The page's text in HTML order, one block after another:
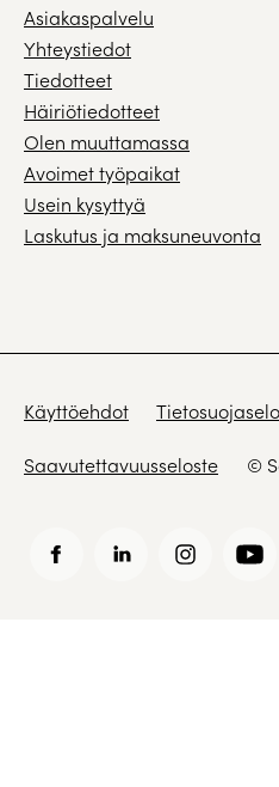
Asiakaspalvelu
Yhteystiedot
Tiedotteet
Häiriötiedotteet
Olen muuttamassa
Avoimet työpaikat
Usein kysyttyä
Laskutus ja maksuneuvonta
Käyttöehdot
Saavutettavuusseloste ©